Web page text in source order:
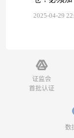
2025-04-29
数